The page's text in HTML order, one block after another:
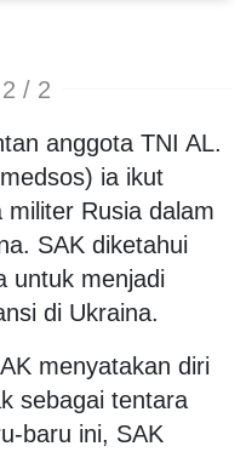
/ 2
anggota TNI AL.
ia ikut
militer Rusia dalam
SAK diketahui
untuk menjadi
di Ukraina.
menyatakan diri
sebagai tentara
baru ini, SAK